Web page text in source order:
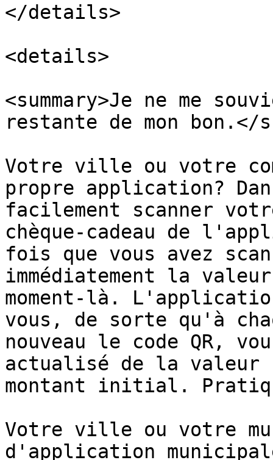
</details>
<details>
<summary>Je ne me
restante de mon bon.</
Votre ville ou votre
propre application?
facilement scanner
chèque-cadeau de
fois que vous avez
immédiatement la
moment-là.
vous, de sorte qu'à
nouveau le code QR,
actualisé de la valeur
montant initial.
Votre ville ou votre
d'application